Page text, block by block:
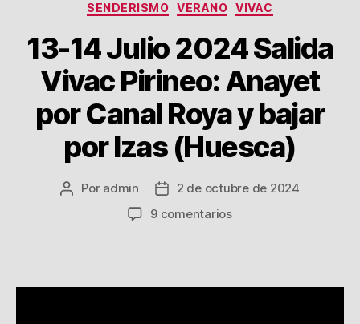
SENDERISMO
VERANO VIVAC
13-14 Julio 2024 Salida
Vivac Pirineo: Anayet
por Canal Roya y bajar
por Izas (Huesca)
Autor
Por admin
Fecha2 de octubre de 2024
9 comentariosen